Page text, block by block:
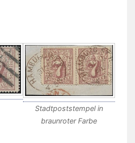
Stadtpoststempel in
braunroter Farbe